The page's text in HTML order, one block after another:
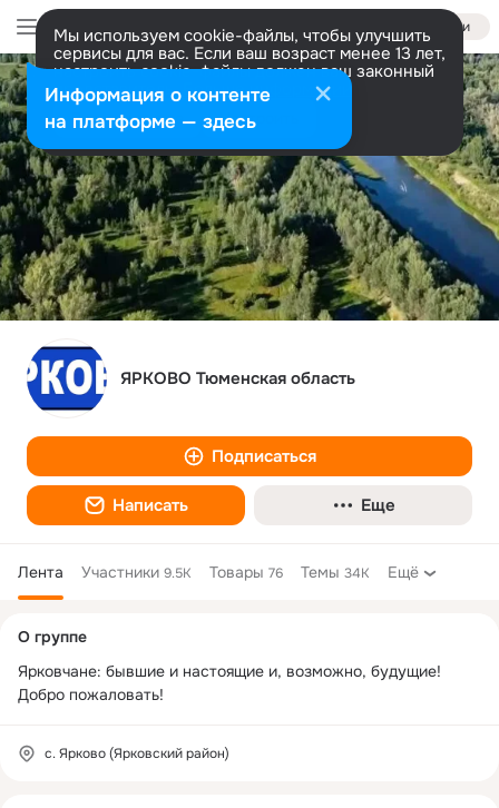
Войти
Мы используем cookie-файлы, чтобы улучшить
сервисы для вас. Если ваш возраст менее 13 лет,
настроить cookie-файлы должен ваш законный
представитель. Больше информации
Разрешить все Настроить
ЯРКОВО Тюменская область
Подписаться
Написать Еще
Лента Участники 9.5K Товары 76 Темы 34K Ещё
колонка
О группе
Ярковчане: бывшие и настоящие и, возможно, будущие!
Добро пожаловать!
с. Ярково (Ярковский район)
Информация о контенте
на платформе — здесь